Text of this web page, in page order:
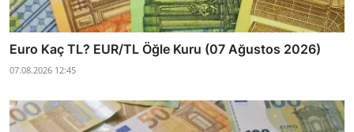
Euro Kaç TL? EUR/TL Öğle Kuru (07 Ağustos 2026)
07.08.2026 12:45